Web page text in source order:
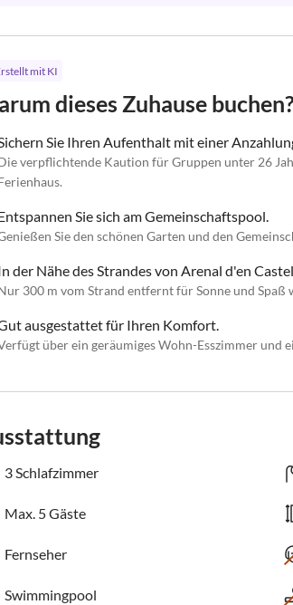
mit KI
dieses Zuhause buchen?
Sie Ihren Aufenthalt mit einer
verpflichtende Kaution für Gruppen unter 26
Sie sich am Gemeinschaftspool.
Sie den schönen Garten und den
der Nähe des Strandes von Arenal d'en
300 m vom Strand entfernt für Sonne und Spaß
ausgestattet für Ihren Komfort.
über ein geräumiges Wohn-Esszimmer und
3 Schlafzimmer
Max. 5 Gäste
Fernseher
Swimmingpool